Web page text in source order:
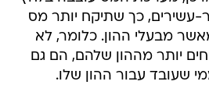
עשירים, כך שתיקח יותר מס
מבעלי ההון. כלומר, לא
יותר מההון שלהם, הם גם
שעובד עבור ההון שלו.